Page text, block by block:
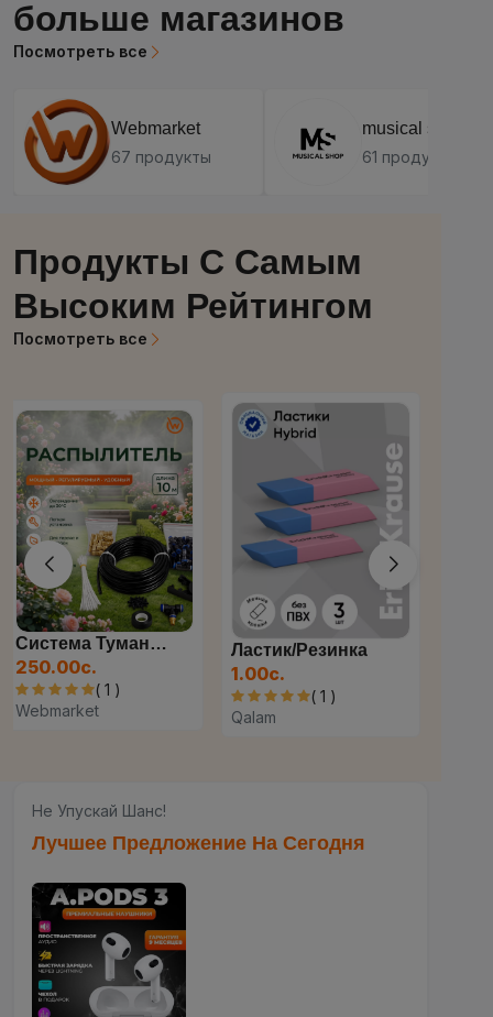
больше магазинов
Посмотреть все
Webmarket
67 продукты
musical shop
61 продукты
Продукты С Самым
Высоким Рейтингом
Посмотреть все
Ластик/резинка
1.00с.
( 1 )
Qalam
Система Туманообразования...
250.00с.
( 1 )
Webmarket
Не Упускай Шанс!
Лучшее Предложение На Сегодня